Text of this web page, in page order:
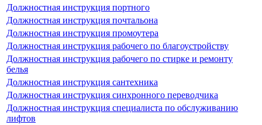
Должностная инструкция портного
Должностная инструкция почтальона
Должностная инструкция промоутера
Должностная инструкция рабочего по благоустройству
Должностная инструкция рабочего по стирке и ремонту
белья
Должностная инструкция сантехника
Должностная инструкция синхронного переводчика
Должностная инструкция специалиста по обслуживанию
лифтов